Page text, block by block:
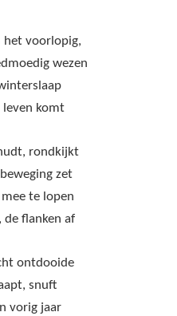
voorlopig,
wezen
komt
rondkijkt
zet
te lopen
de flanken af
ontdooide
snuft
vorig jaar